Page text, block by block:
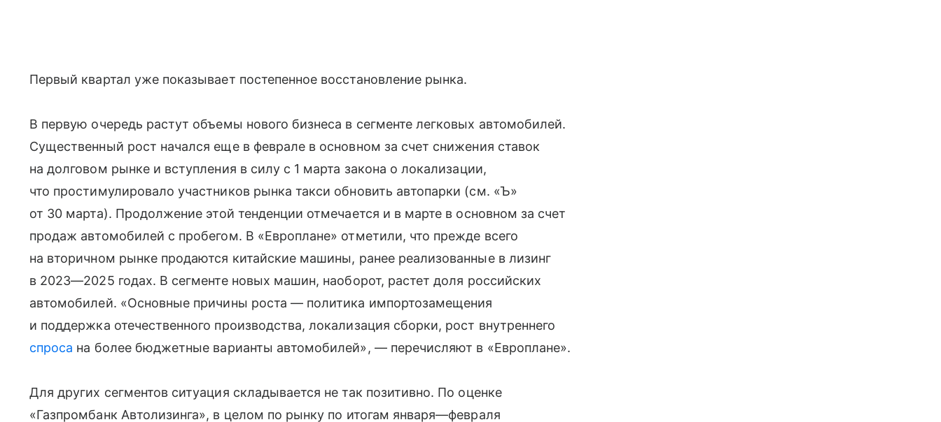
Первый квартал уже показывает постепенное восстановление рынка.
В первую очередь растут объемы нового бизнеса в сегменте легковых автомобилей.
Существенный рост начался еще в феврале в основном за счет снижения ставок
на долговом рынке и вступления в силу с 1 марта закона о локализации,
что простимулировало участников рынка такси обновить автопарки (см. «Ъ»
от 30 марта). Продолжение этой тенденции отмечается и в марте в основном за счет
продаж автомобилей с пробегом. В «Европлане» отметили, что прежде всего
на вторичном рынке продаются китайские машины, ранее реализованные в лизинг
в 2023—2025 годах. В сегменте новых машин, наоборот, растет доля российских
автомобилей. «Основные причины роста — политика импортозамещения
и поддержка отечественного производства, локализация сборки, рост внутреннего
спроса на более бюджетные варианты автомобилей», — перечисляют в «Европлане».
Для других сегментов ситуация складывается не так позитивно. По оценке
«Газпромбанк Автолизинга», в целом по рынку по итогам января—февраля